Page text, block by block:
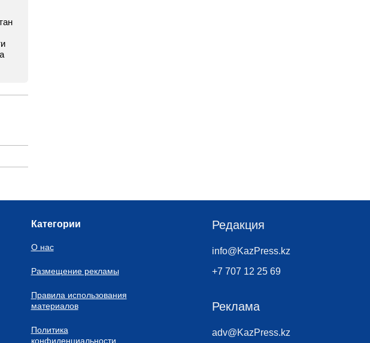
Категории
О нас
Размещение рекламы
Правила использования
материалов
Политика
конфиденциальности
Редакция
info@KazPress.kz
+7 707 12 25 69
Реклама
adv@KazPress.kz